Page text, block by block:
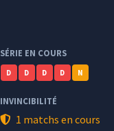
SÉRIE EN COURS
D D D D N
INVINCIBILITÉ
1 matchs en cours